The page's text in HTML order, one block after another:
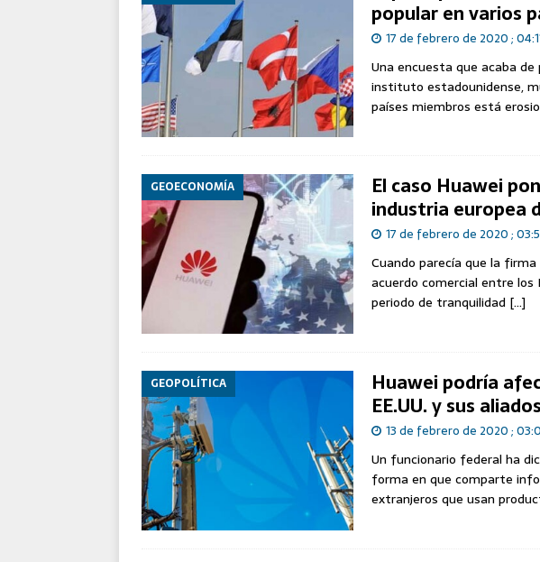
popular en varios
17 de febrero de 2020 ;
Una encuesta que acaba de
instituto estadounidense,
países miembros está
GEOECONOMÍA
El caso Huawei
industria europea
17 de febrero de 2020 ;
Cuando parecía que la firma
acuerdo comercial entre los
periodo de tranquilidad […]
GEOPOLÍTICA
Huawei podría
EE.UU. y sus aliados
13 de febrero de 2020 ;
Un funcionario federal ha
forma en que comparte
extranjeros que usan